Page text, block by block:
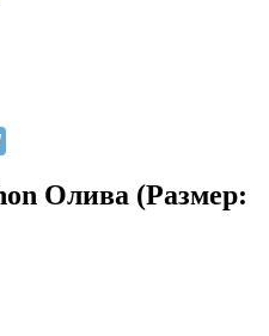
Олива (Размер: